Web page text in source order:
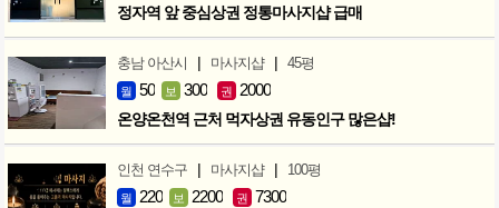
정자역 앞 중심상권 정통마사지샵 급매
충남 아산시 | 마사지샵 | 45평
월 50 보 300 권 2000
온양온천역 근처 먹자상권 유동인구 많은샵!
인천 연수구 | 마사지샵 | 100평
월 220 보 2200 권 7300